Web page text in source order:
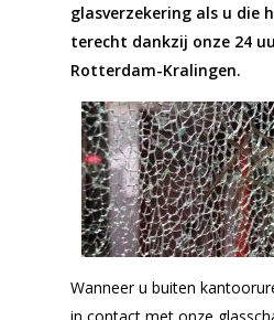
glasverzekering als u die
terecht dankzij onze 24
Rotterdam-Kralingen.
Wanneer u buiten